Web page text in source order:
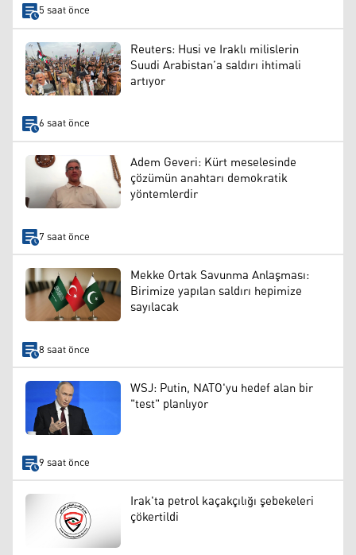
5 saat önce
Reuters: Husi ve Iraklı milislerin
Suudi Arabistan’a saldırı ihtimali
artıyor
6 saat önce
Adem Geveri: Kürt meselesinde
çözümün anahtarı demokratik
yöntemlerdir
7 saat önce
Mekke Ortak Savunma Anlaşması:
Birimize yapılan saldırı hepimize
sayılacak
8 saat önce
WSJ: Putin, NATO'yu hedef alan bir
"test" planlıyor
9 saat önce
Irak'ta petrol kaçakçılığı şebekeleri
çökertildi